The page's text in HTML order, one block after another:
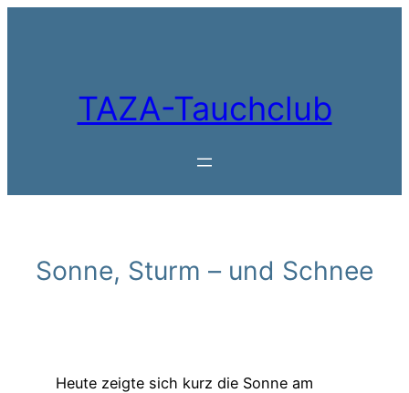
TAZA-Tauchclub
Sonne, Sturm – und Schnee
Heute zeigte sich kurz die Sonne am